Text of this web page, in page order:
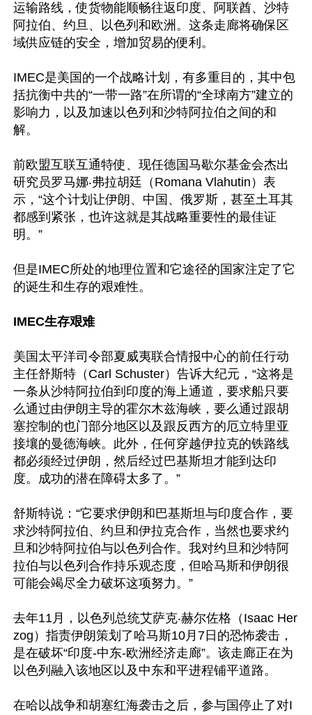
运输路线，使货物能顺畅往返印度、阿联酋、沙特
阿拉伯、约旦、以色列和欧洲。这条走廊将确保区
域供应链的安全，增加贸易的便利。
IMEC是美国的一个战略计划，有多重目的，其中包
括抗衡中共的“一带一路”在所谓的“全球南方”建立的
影响力，以及加速以色列和沙特阿拉伯之间的和
解。
前欧盟互联互通特使、现任德国马歇尔基金会杰出
研究员罗马娜‧弗拉胡廷（Romana Vlahutin）表
示，“这个计划让伊朗、中国、俄罗斯，甚至土耳其
都感到紧张，也许这就是其战略重要性的最佳证
明。”
但是IMEC所处的地理位置和它途径的国家注定了它
的诞生和生存的艰难性。
IMEC生存艰难
美国太平洋司令部夏威夷联合情报中心的前任行动
主任舒斯特（Carl Schuster）告诉大纪元，“这将是
一条从沙特阿拉伯到印度的海上通道，要求船只要
么通过由伊朗主导的霍尔木兹海峡，要么通过跟胡
塞控制的也门部分地区以及跟反西方的厄立特里亚
接壤的曼德海峡。此外，任何穿越伊拉克的铁路线
都必须经过伊朗，然后经过巴基斯坦才能到达印
度。成功的潜在障碍太多了。”
舒斯特说：“它要求伊朗和巴基斯坦与印度合作，要
求沙特阿拉伯、约旦和伊拉克合作，当然也要求约
旦和沙特阿拉伯与以色列合作。我对约旦和沙特阿
拉伯与以色列合作持乐观态度，但哈马斯和伊朗很
可能会竭尽全力破坏这项努力。”
去年11月，以色列总统艾萨克‧赫尔佐格（Isaac Her
zog）指责伊朗策划了哈马斯10月7日的恐怖袭击，
是在破坏“印度-中东-欧洲经济走廊”。该走廊正在为
以色列融入该地区以及中东和平进程铺平道路。
在哈以战争和胡塞红海袭击之后，参与国停止了对I